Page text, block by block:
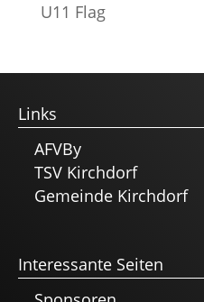
U11 Flag
Links
AFVBy
TSV Kirchdorf
Gemeinde Kirchdorf
Interessante Seiten